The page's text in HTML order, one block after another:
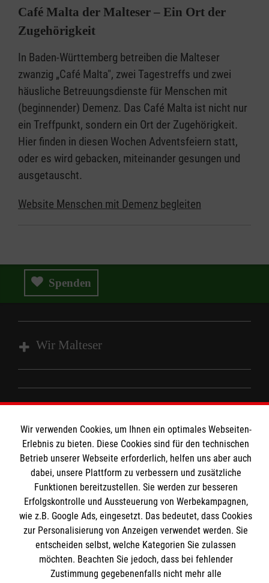
Café Malta der Malteser – Ein Ort der
Zugehörigkeit
In Baden-Württemberg betreiben die Malteser
zwanzig „Café Malta", zwei Tagestreffs und zwei
häusliche Betreuungsdienste für Menschen mit
(beginnender) Demenz. Das Café Malta ist nicht nur
ein Treffpunkt, sondern ein Ort der Zugehörigkeit.
Hier finden in diesen Wochen Adventsfeiern statt,
oder es wird gebacken, miteinander gesungen und
ausgetauscht.
Website Menschen mit Demenz begleiten
Spenden
Wir Malteser
Wir Malteser
Spenden & Helfen
Angebote & Leistungen
Kursangebote
Mitarbeiten & Aktiv werden
Kontakt
Presse und Medien
Impressum
Datenschutz
Malteser online
Malteserorden
Malteser Jugend
Malteser International
Mediathek
Spendenkonto
Wir verwenden Cookies, um Ihnen ein optimales Webseiten-
Erlebnis zu bieten. Diese Cookies sind für den technischen
Betrieb unserer Webseite erforderlich, helfen uns aber auch
dabei, unsere Plattform zu verbessern und zusätzliche
Funktionen bereitzustellen. Sie werden zur besseren
Erfolgskontrolle und Aussteuerung von Werbekampagnen,
wie z.B. Google Ads, eingesetzt. Das bedeutet, dass Cookies
zur Personalisierung von Anzeigen verwendet werden. Sie
entscheiden selbst, welche Kategorien Sie zulassen
möchten. Beachten Sie jedoch, dass bei fehlender
Zustimmung gegebenenfalls nicht mehr alle